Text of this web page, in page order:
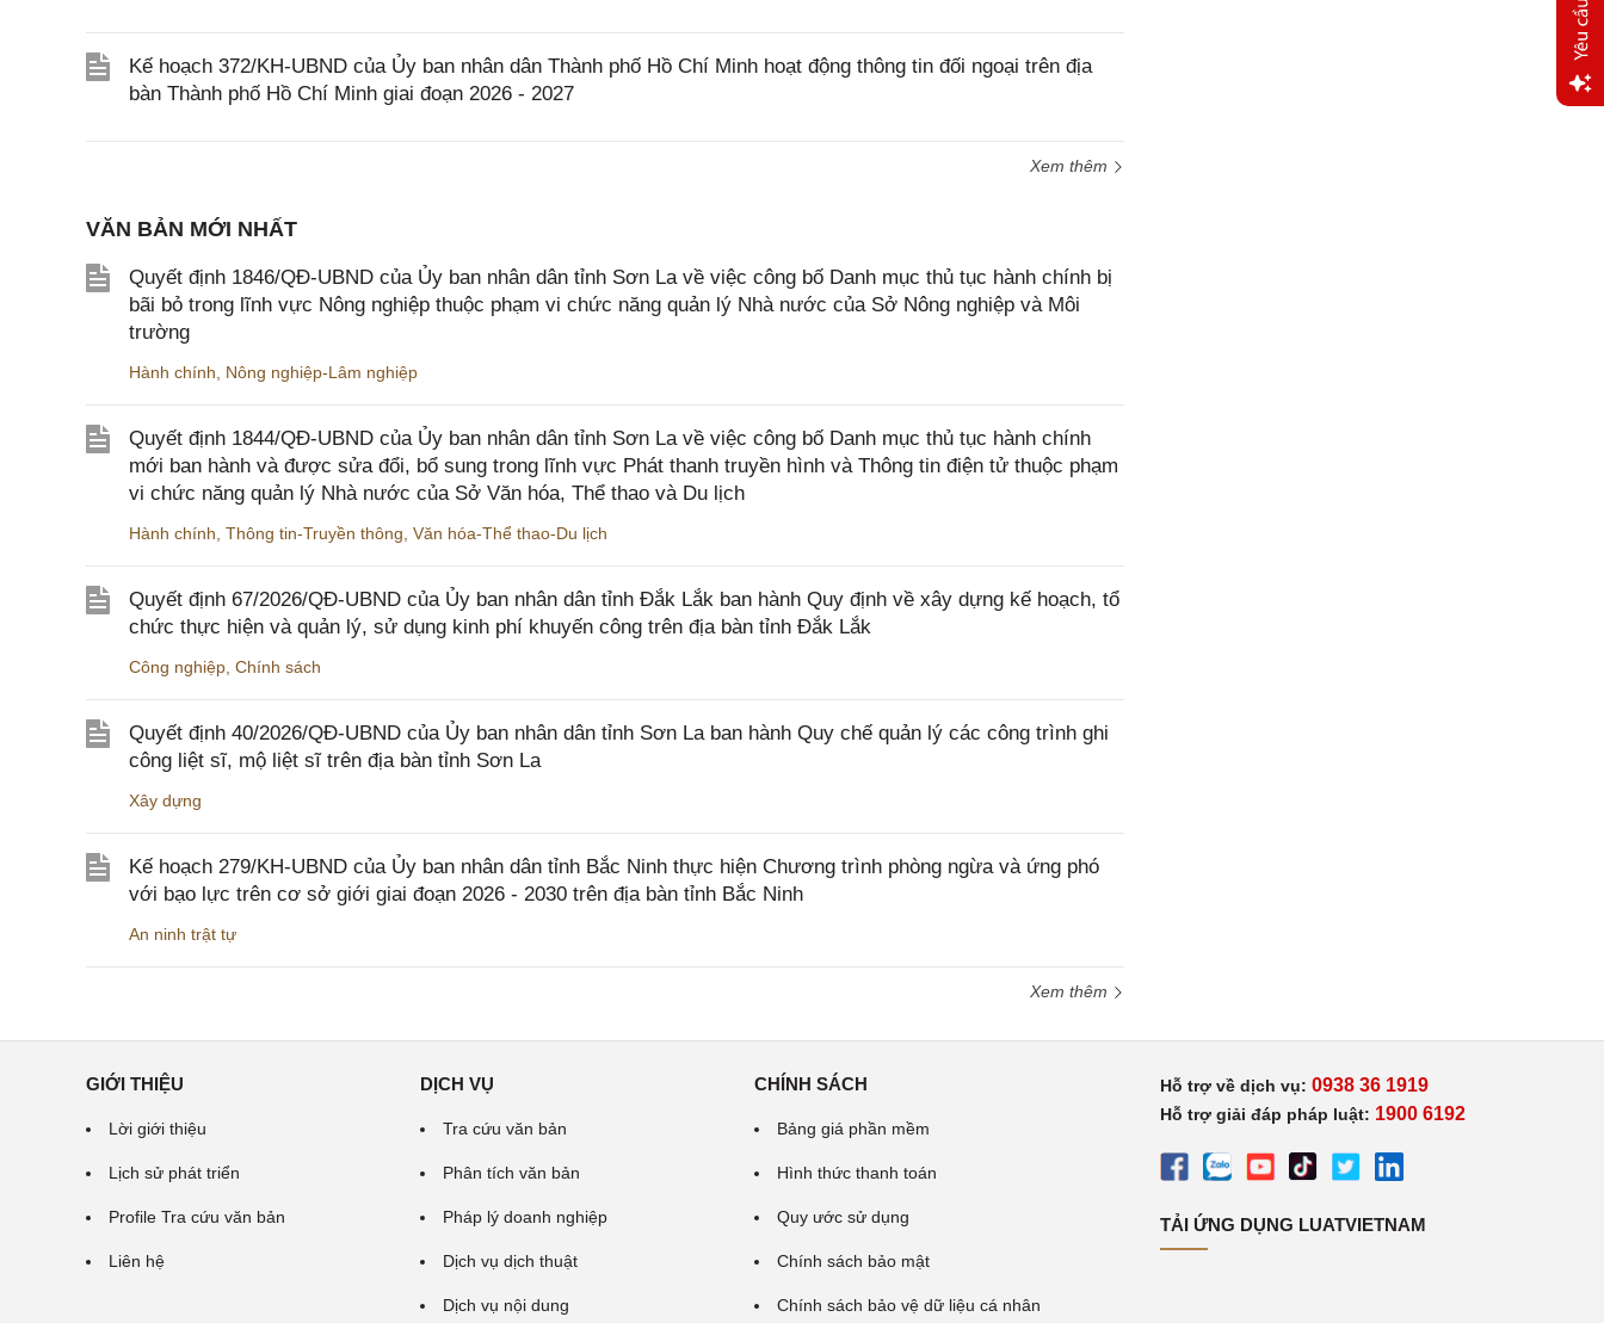
Kế hoạch 372/KH-UBND của Ủy ban nhân dân Thành phố Hồ Chí Minh hoạt động thông tin đối ngoại trên địa
bàn Thành phố Hồ Chí Minh giai đoạn 2026 - 2027
Xem thêm
VĂN BẢN MỚI NHẤT
Quyết định 1846/QĐ-UBND của Ủy ban nhân dân tỉnh Sơn La về việc công bố Danh mục thủ tục hành chính bị
bãi bỏ trong lĩnh vực Nông nghiệp thuộc phạm vi chức năng quản lý Nhà nước của Sở Nông nghiệp và Môi
trường
Hành chính Nông nghiệp-Lâm nghiệp
Quyết định 1844/QĐ-UBND của Ủy ban nhân dân tỉnh Sơn La về việc công bố Danh mục thủ tục hành chính
mới ban hành và được sửa đổi, bổ sung trong lĩnh vực Phát thanh truyền hình và Thông tin điện tử thuộc phạm
vi chức năng quản lý Nhà nước của Sở Văn hóa, Thể thao và Du lịch
Hành chính Thông tin-Truyền thông Văn hóa-Thể thao-Du lịch
Quyết định 67/2026/QĐ-UBND của Ủy ban nhân dân tỉnh Đắk Lắk ban hành Quy định về xây dựng kế hoạch, tổ
chức thực hiện và quản lý, sử dụng kinh phí khuyến công trên địa bàn tỉnh Đắk Lắk
Công nghiệp Chính sách
Quyết định 40/2026/QĐ-UBND của Ủy ban nhân dân tỉnh Sơn La ban hành Quy chế quản lý các công trình ghi
công liệt sĩ, mộ liệt sĩ trên địa bàn tỉnh Sơn La
Xây dựng
Kế hoạch 279/KH-UBND của Ủy ban nhân dân tỉnh Bắc Ninh thực hiện Chương trình phòng ngừa và ứng phó
với bạo lực trên cơ sở giới giai đoạn 2026 - 2030 trên địa bàn tỉnh Bắc Ninh
An ninh trật tự
Xem thêm
GIỚI THIỆU
Lời giới thiệu
Lịch sử phát triển
Profile Tra cứu văn bản
Liên hệ
DỊCH VỤ
Tra cứu văn bản
Phân tích văn bản
Pháp lý doanh nghiệp
Dịch vụ dịch thuật
Dịch vụ nội dung
CHÍNH SÁCH
Bảng giá phần mềm
Hình thức thanh toán
Quy ước sử dụng
Chính sách bảo mật
Chính sách bảo vệ dữ liệu cá nhân
Hỗ trợ về dịch vụ: 0938 36 1919
Hỗ trợ giải đáp pháp luật: 1900 6192
TẢI ỨNG DỤNG LUATVIETNAM